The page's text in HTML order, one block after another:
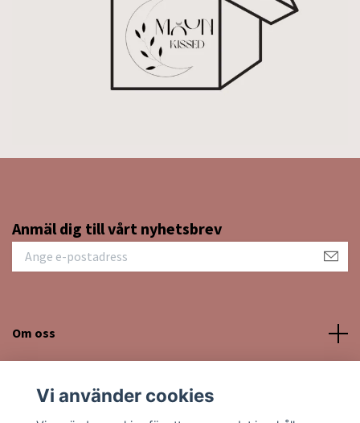
Anmäl dig till vårt nyhetsbrev
Om oss
Vi använder cookies